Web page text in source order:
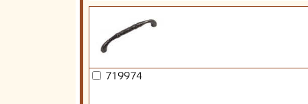
719974